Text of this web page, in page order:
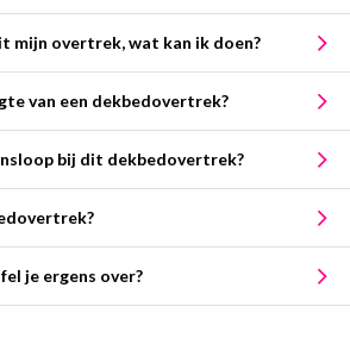
mijn overtrek, wat kan ik doen?
van een dekbedovertrek?
bij dit dekbedovertrek?
je ergens over?